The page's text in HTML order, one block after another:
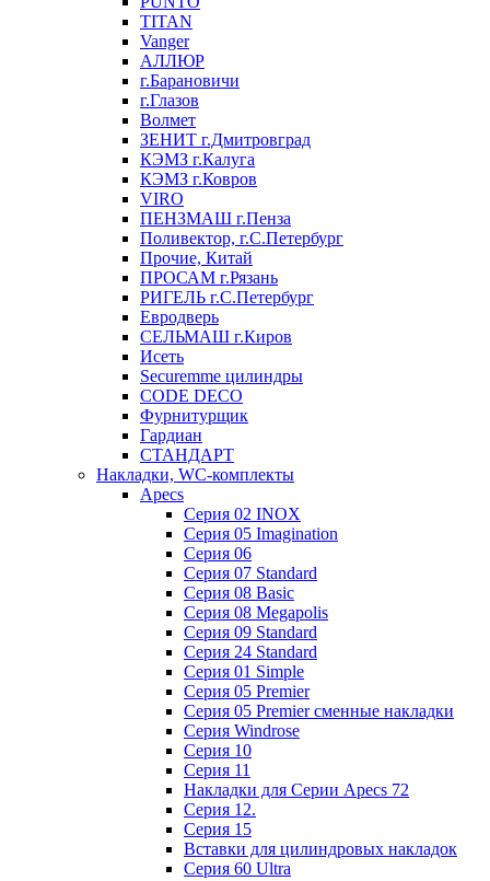
TITAN
Vanger
АЛЛЮР
г.Барановичи
г.Глазов
Волмет
ЗЕНИТ г.Дмитровград
КЭМЗ г.Калуга
КЭМЗ г.Ковров
VIRO
ПЕНЗМАШ г.Пенза
Поливектор, г.С.Петербург
Прочие, Китай
ПРОСАМ г.Рязань
РИГЕЛЬ г.С.Петербург
Евродверь
СЕЛЬМАШ г.Киров
Исеть
Securemme цилиндры
CODE DECO
Фурнитурщик
Гардиан
СТАНДАРТ
Накладки, WC-комплекты
Apecs
Cерия 02 INOX
Cерия 05 Imagination
Cерия 06
Cерия 07 Standard
Cерия 08 Basic
Cерия 08 Megapolis
Cерия 09 Standard
Cерия 24 Standard
Серия 01 Simple
Серия 05 Premier
Серия 05 Premier сменные накладки
Cерия Windrose
Серия 10
Серия 11
Накладки для Серии Apecs 72
Серия 12.
Серия 15
Вставки для цилиндровых накладок
Серия 60 Ultra